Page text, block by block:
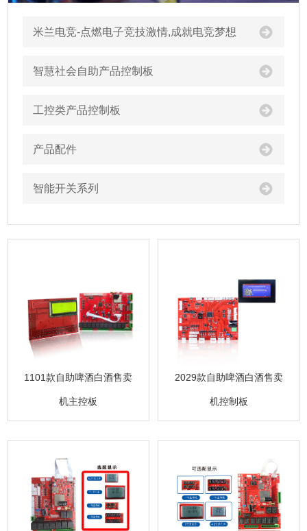
米兰电竞-点燃电子竞技激情,成就电竞梦想
智慧社会自助产品控制板
工控类产品控制板
产品配件
智能开关系列
1101款自助啤酒白酒售卖
机主控板
2029款自助啤酒白酒售卖
机控制板